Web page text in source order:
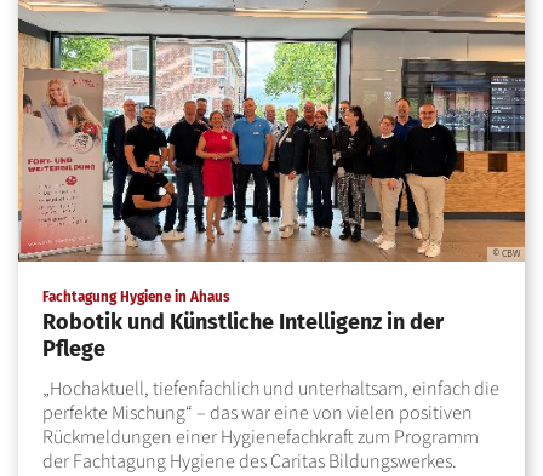
© CBW
Fachtagung Hygiene in Ahaus:
Robotik und Künstliche Intelligenz in der
Pflege
„Hochaktuell, tiefenfachlich und unterhaltsam, einfach die
perfekte Mischung“ – das war eine von vielen positiven
Rückmeldungen einer Hygienefachkraft zum Programm
der Fachtagung Hygiene des Caritas Bildungswerkes.